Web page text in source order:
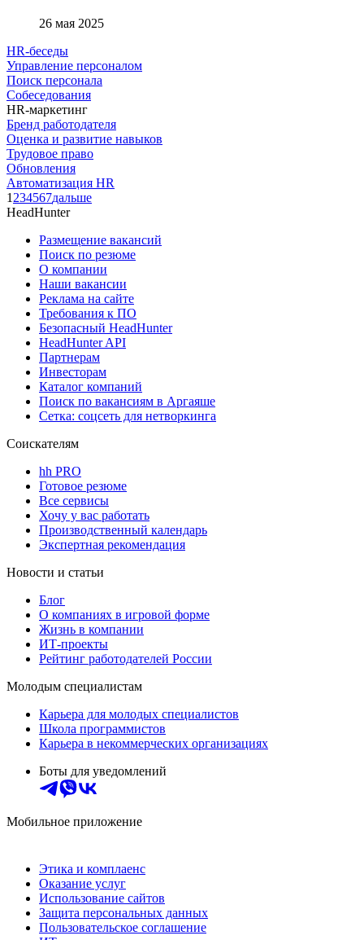
26 мая 2025
HR-беседы
Управление персоналом
Поиск персонала
Собеседования
HR-маркетинг
Бренд работодателя
Оценка и развитие навыков
Трудовое право
Обновления
Автоматизация HR
1 234567дальше
HeadHunter
Размещение вакансий
Поиск по резюме
О компании
Наши вакансии
Реклама на сайте
Требования к ПО
Безопасный HeadHunter
HeadHunter API
Партнерам
Инвесторам
Каталог компаний
Поиск по вакансиям в Аргаяше
Сетка: соцсеть для нетворкинга
Соискателям
hh PRO
Готовое резюме
Все сервисы
Хочу у вас работать
Производственный календарь
Экспертная рекомендация
Новости и статьи
Блог
О компаниях в игровой форме
Жизнь в компании
ИТ-проекты
Рейтинг работодателей России
Молодым специалистам
Карьера для молодых специалистов
Школа программистов
Карьера в некоммерческих организациях
Боты для уведомлений
Мобильное приложение
Этика и комплаенс
Оказание услуг
Использование сайтов
Защита персональных данных
Пользовательское соглашение